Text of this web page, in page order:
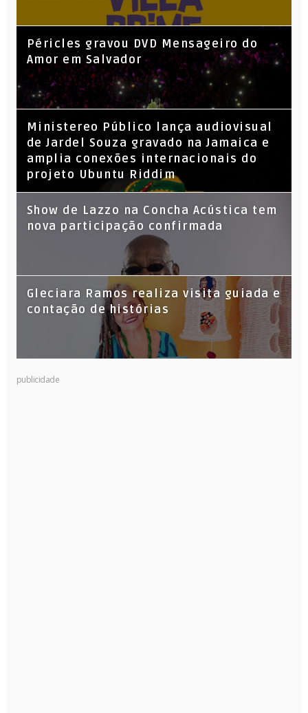
Péricles gravou DVD Mensageiro do
Amor em Salvador
​Ministereo Público lança audiovisual
de Jardel Souza gravado na Jamaica e
amplia conexões internacionais do
projeto Ubuntu Riddim
Show de Lazzo na Concha Acústica tem
nova participação confirmada
Gleciara Ramos realiza visita guiada e
contação de histórias
publicidade